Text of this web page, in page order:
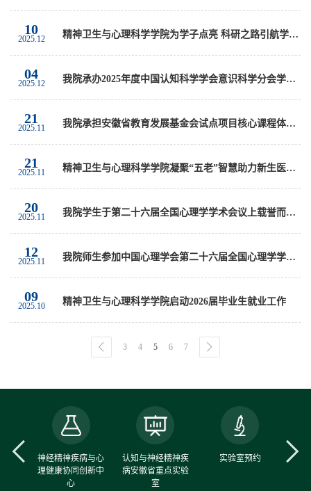
10
2025.12 精神卫生与心理科学学院为学子点亮 科研之路引航学术梦想
04
2025.12 我院承办2025年度中国认知科学学会意识科学分会学术年会
21
2025.11 我院承担安徽省教育发展基金会试点项目核心课程体系建设
21
2025.11 精神卫生与心理科学学院凝聚“五老”智慧助力新生医路启航
20
2025.11 我院学生于第二十六届全国心理学学术会议上载誉而归！
12
2025.11 我院师生参加中国心理学会第二十六届全国心理学学术会议
09
2025.10 精神卫生与心理科学学院启动2026届毕业生就业工作
3 4 5 6 7
心
神经精神疾病与心
理健康协同创新中
心
认知与神经精神疾
病安徽省重点实验
室
实验室预约